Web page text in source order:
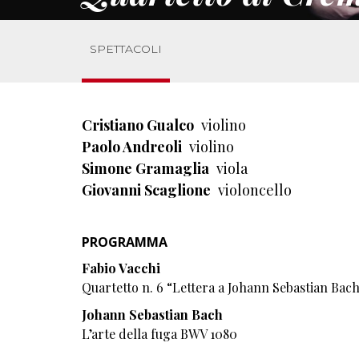
SPETTACOLI
Cristiano Gualco violino
Paolo Andreoli violino
Simone Gramaglia viola
Giovanni Scaglione violoncello
PROGRAMMA
Fabio Vacchi
Quartetto n. 6 “Lettera a Johann Sebastian
Johann Sebastian Bach
L’arte della fuga BWV 1080